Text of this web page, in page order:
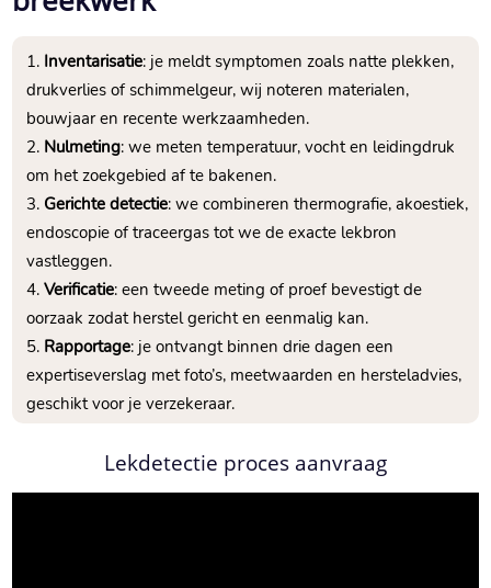
Inventarisatie: je meldt symptomen zoals natte plekken,
drukverlies of schimmelgeur, wij noteren materialen,
bouwjaar en recente werkzaamheden.​
Nulmeting: we meten temperatuur, vocht en leidingdruk
om het zoekgebied af te bakenen.​
Gerichte detectie: we combineren thermografie, akoestiek,
endoscopie of traceergas tot we de exacte lekbron
vastleggen.​
Verificatie: een tweede meting of proef bevestigt de
oorzaak zodat herstel gericht en eenmalig kan.​
Rapportage: je ontvangt binnen drie dagen een
expertiseverslag met foto’s, meetwaarden en hersteladvies,
geschikt voor je verzekeraar.​
Lekdetectie proces aanvraag